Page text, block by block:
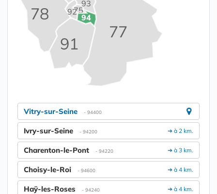
75
77
78
91
92
93
94
Vitry-sur-Seine - 94400
➔ à 2 km.
Ivry-sur-Seine - 94200
➔ à 3 km.
Charenton-le-Pont - 94220
➔ à 4 km.
Choisy-le-Roi - 94600
➔ à 4 km.
Haÿ-les-Roses - 94240